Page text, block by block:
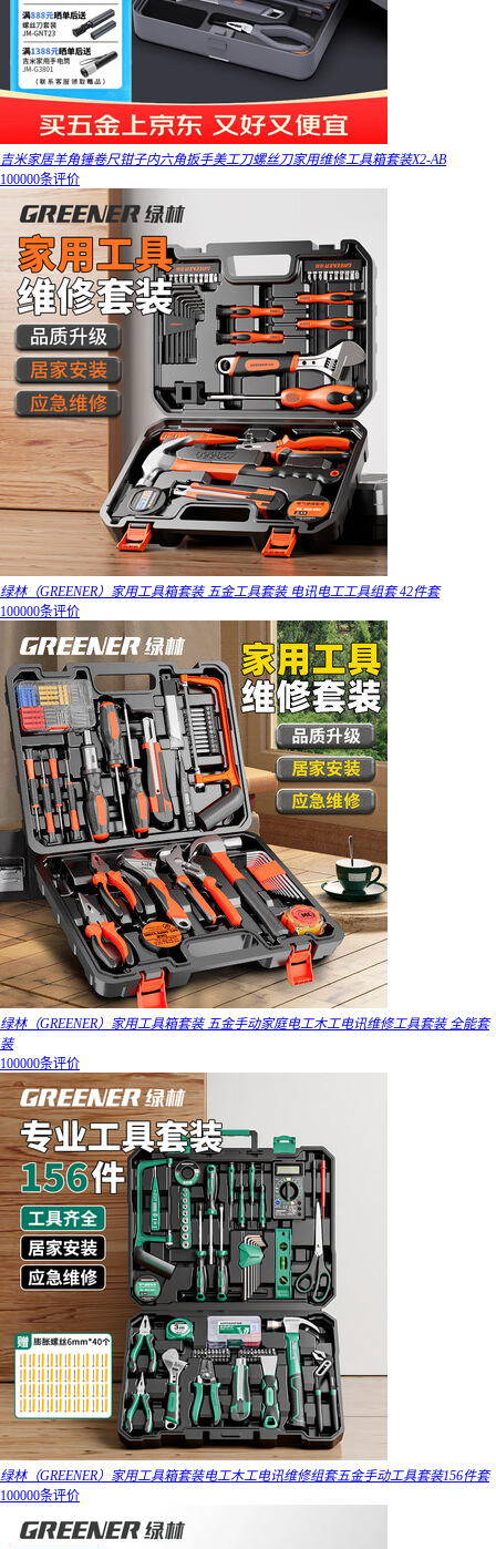
吉米家居羊角锤卷尺钳子内六角扳手美工刀螺丝刀家用维修工具箱套装X2-AB
100000条评价
绿林（GREENER）家用工具箱套装 五金工具套装 电讯电工工具组套 42件套
100000条评价
绿林（GREENER）家用工具箱套装 五金手动家庭电工木工电讯维修工具套装 全能套
装
100000条评价
绿林（GREENER）家用工具箱套装电工木工电讯维修组套五金手动工具套装156件套
100000条评价